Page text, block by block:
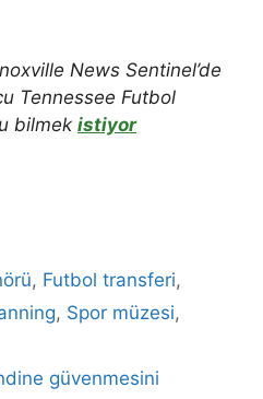
News Sentinel’de
Tennessee Futbol
bilmek istiyor
, Futbol transferi,
, Spor müzesi,
güvenmesini